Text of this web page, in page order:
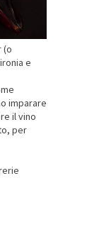
(o
e
imparare
il vino
per